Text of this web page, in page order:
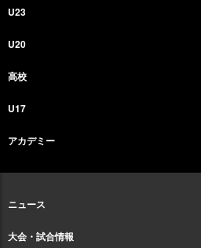
U23
U20
高校
U17
アカデミー
ニュース
大会・試合情報